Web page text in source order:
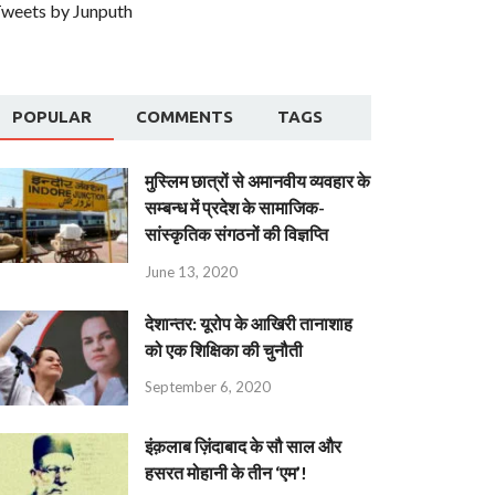
by Junputh
POPULAR COMMENTS TAGS
मुस्लिम छात्रों से अमानवीय व्यवहार के
सम्बन्ध में प्रदेश के सामाजिक-
सांस्कृतिक संगठनों की विज्ञप्ति
June 13, 2020
देशान्‍तर: यूरोप के आखिरी तानाशाह
को एक शिक्षिका की चुनौती
September 6, 2020
इंक़लाब ज़िंदाबाद के सौ साल और
हसरत मोहानी के तीन ‘एम’!